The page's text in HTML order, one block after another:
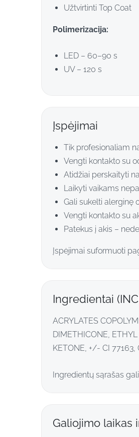
Užtvirtinti Top Coat
Polimerizacija:
LED – 60–90 s
UV – 120 s
Įspėjimai
Tik profesionaliam
Vengti kontakto su
Atidžiai perskaityti
Laikyti vaikams
Gali sukelti alerginę
Vengti kontakto su
Patekus į akis –
Įspėjimai suformuoti
Ingredientai
ACRYLATES
DIMETHICONE,
KETONE, +/- CI 77163,
Ingredientų sąrašas
Galiojimo laikas